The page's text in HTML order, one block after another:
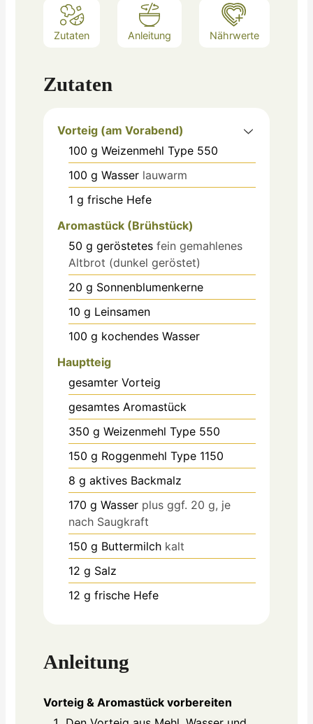
Zutaten Anleitung Nährwerte
Zutaten
Vorteig (am Vorabend)
100 g Weizenmehl Type 550
100 g Wasser lauwarm
1 g frische Hefe
Aromastück (Brühstück)
50 g geröstetes fein gemahlenes
Altbrot (dunkel geröstet)
20 g Sonnenblumenkerne
10 g Leinsamen
100 g kochendes Wasser
Hauptteig
gesamter Vorteig
gesamtes Aromastück
350 g Weizenmehl Type 550
150 g Roggenmehl Type 1150
8 g aktives Backmalz
170 g Wasser plus ggf. 20 g, je
nach Saugkraft
150 g Buttermilch kalt
12 g Salz
12 g frische Hefe
Anleitung
Vorteig & Aromastück vorbereiten